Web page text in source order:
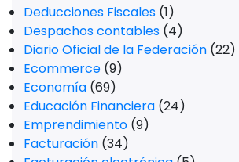
Deducciones Fiscales (1)
Despachos contables (4)
Diario Oficial de la Federación (22)
Ecommerce (9)
Economía (69)
Educación Financiera (24)
Emprendimiento (9)
Facturación (34)